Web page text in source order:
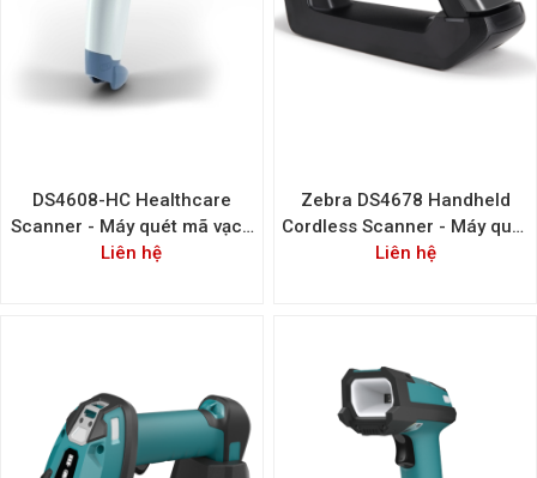
DS4608-HC Healthcare
Scanner - Máy quét mã vạch
không dây DS4608-HC dành
Liên hệ
Zebra DS4678 Handheld
Cordless Scanner - Máy quét
mã vạch không dây Zebra
Liên hệ